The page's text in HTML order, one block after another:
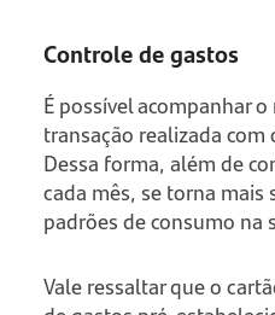
Controle de gastos
É possível acompanhar
transação realizada
Dessa forma, além de
cada mês, se torna
padrões de consumo na
Vale ressaltar que o